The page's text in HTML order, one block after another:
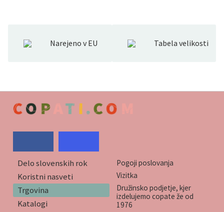
Narejeno v EU Tabela velikosti
Delo slovenskih rok
Koristni nasveti
Trgovina
Katalogi
Pogoji poslovanja
Vizitka
Družinsko podjetje, kjer
izdelujemo copate že od
1976